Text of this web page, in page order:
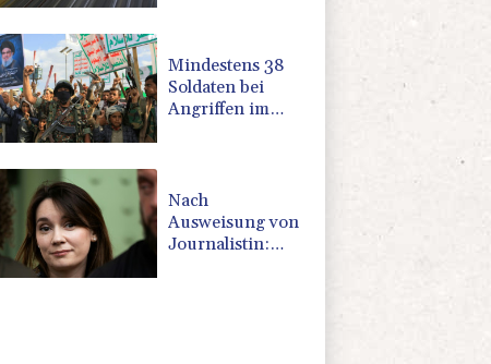
Mindestens 38
Soldaten bei
Angriffen im
Attacke
Nach
Ausweisung von
Journalistin: